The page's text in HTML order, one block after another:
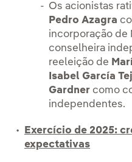
Os acionistas
Pedro Azagra
incorporação de
conselheira
reeleição de
Isabel García
Gardner como
independentes.
Exercício de 2025:
expectativas